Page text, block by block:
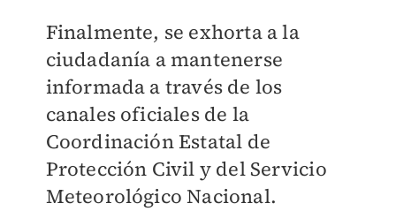
Finalmente, se exhorta a la
ciudadanía a mantenerse
informada a través de los
canales oficiales de la
Coordinación Estatal de
Protección Civil y del Servicio
Meteorológico Nacional.